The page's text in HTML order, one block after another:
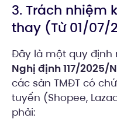
3. Trách nhiệm
thay (Từ 01/07/
Đây là một quy định
Nghị định 117/2025/
các sàn TMĐT có
tuyến (Shopee,
phải: